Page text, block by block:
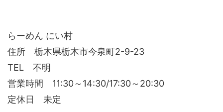
らーめん にい村
住所 栃木県栃木市今泉町2-9-23
TEL 不明
営業時間 11:30～14:30/17:30～20:30
定休日 未定